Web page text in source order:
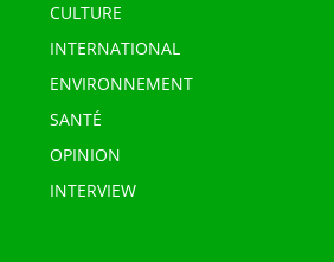
CULTURE
INTERNATIONAL
ENVIRONNEMENT
SANTÉ
OPINION
INTERVIEW